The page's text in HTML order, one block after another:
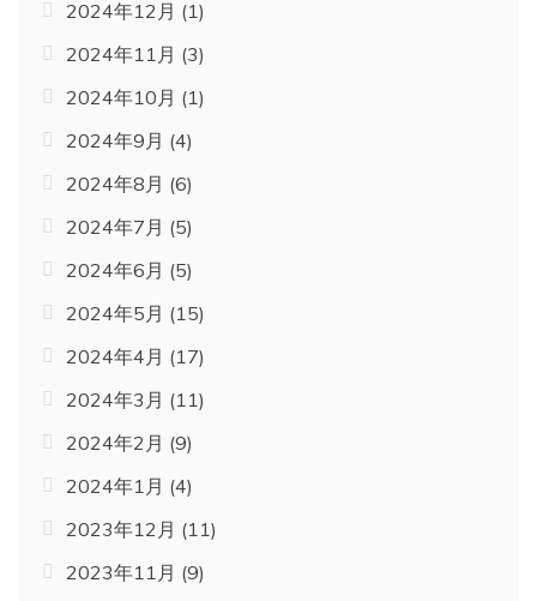
2024年12月 (1)
2024年11月 (3)
2024年10月 (1)
2024年9月 (4)
2024年8月 (6)
2024年7月 (5)
2024年6月 (5)
2024年5月 (15)
2024年4月 (17)
2024年3月 (11)
2024年2月 (9)
2024年1月 (4)
2023年12月 (11)
2023年11月 (9)